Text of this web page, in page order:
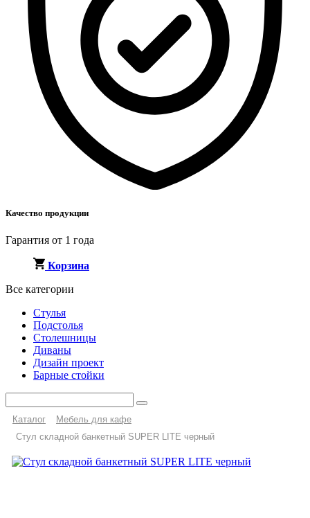
Качество продукции
Гарантия от 1 года
Корзина
Все категории
Стулья
Подстолья
Столешницы
Диваны
Дизайн проект
Барные стойки
Каталог
Мебель для кафе
Стул складной банкетный SUPER LITE черный